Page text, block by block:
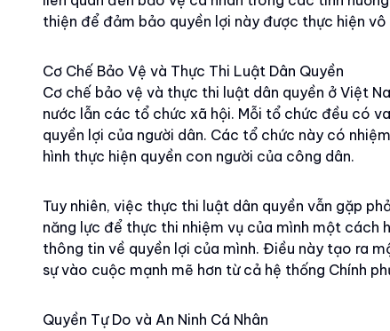
thiện để đảm bảo quyền lợi này được thực hiện
Cơ Chế Bảo Vệ và Thực Thi Luật Dân Quyền
Cơ chế bảo vệ và thực thi luật dân quyền ở Việt
nước lẫn các tổ chức xã hội. Mỗi tổ chức đều có
quyền lợi của người dân. Các tổ chức này có
hình thực hiện quyền con người của công dân.
Tuy nhiên, việc thực thi luật dân quyền vẫn gặp
năng lực để thực thi nhiệm vụ của mình một cách
thông tin về quyền lợi của mình. Điều này tạo ra
sự vào cuộc mạnh mẽ hơn từ cả hệ thống Chính
Quyền Tự Do và An Ninh Cá Nhân